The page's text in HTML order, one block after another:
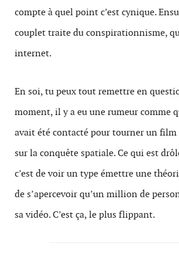
compte à quel point c’est cynique.
couplet traite du conspirationnisme,
internet.
En soi, tu peux tout remettre en
moment, il y a eu une rumeur comme
avait été contacté pour tourner un film
sur la conquête spatiale. Ce qui est
c’est de voir un type émettre une
de s’apercevoir qu’un million de
sa vidéo. C’est ça, le plus flippant.